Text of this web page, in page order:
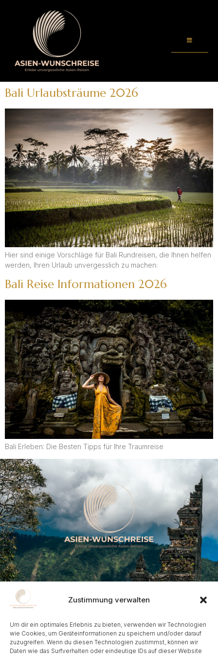
Zustimmung verwalten
Um dir ein optimales Erlebnis zu bieten, verwenden wir Technologien
wie Cookies, um Geräteinformationen zu speichern und/oder darauf
zuzugreifen. Wenn du diesen Technologien zustimmst, können wir
Daten wie das Surfverhalten oder eindeutige IDs auf dieser Website
Bali Urlaubsträume 2026
Hier sind einige Vorschläge für Bali Rundreisen, die Ihnen helfen
werden, Ihren Urlaub unvergesslich zu machen:
Bali Reise Informationen 2026
Bali Erleben: Die Besten Tipps für Ihre Traumreise
Kontakt
Frohnhauser Strasse 232, 45144 Essen
info@asien-wunschreise.de​
+49-201-235757